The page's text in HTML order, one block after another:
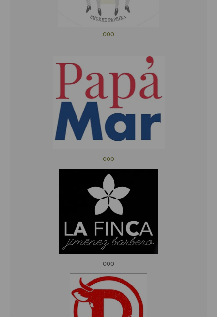
ooo
ooo
ooo